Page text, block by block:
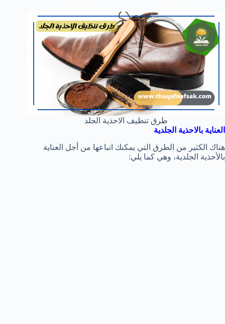
طرق تنظيف الاحذية الجلد
العناية بالاحذية الجلدية
هناك الكثير من الطرق التي يمكنك اتباعها من أجل العناية
بالأحذية الجلدية، وهي كما يلي: